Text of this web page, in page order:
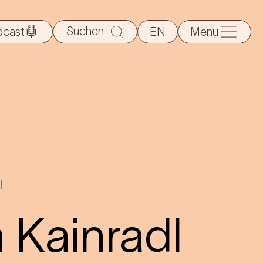
Suche
nach:
EN Menu
Kainradl